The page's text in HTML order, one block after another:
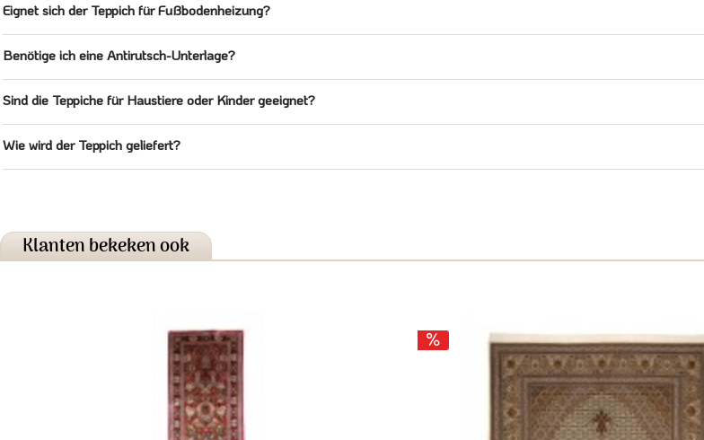
Eignet sich der Teppich für Fußbodenheizung?
Benötige ich eine Antirutsch-Unterlage?
Sind die Teppiche für Haustiere oder Kinder geeignet?
Wie wird der Teppich geliefert?
Klanten bekeken ook